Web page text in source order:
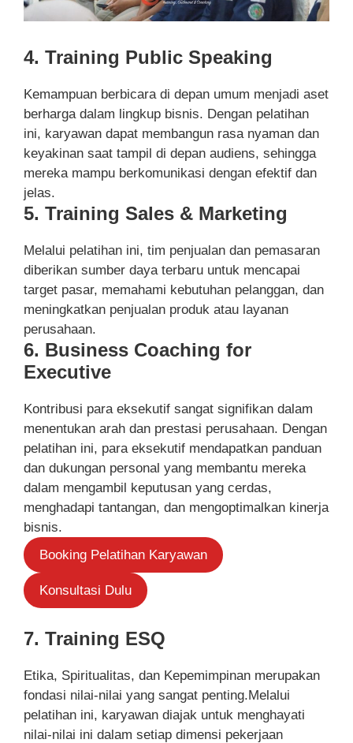
4. Training Public Speaking
Kemampuan berbicara di depan umum menjadi aset
berharga dalam lingkup bisnis. Dengan pelatihan
ini, karyawan dapat membangun rasa nyaman dan
keyakinan saat tampil di depan audiens, sehingga
mereka mampu berkomunikasi dengan efektif dan
jelas.
5. Training Sales & Marketing
Melalui pelatihan ini, tim penjualan dan pemasaran
diberikan sumber daya terbaru untuk mencapai
target pasar, memahami kebutuhan pelanggan, dan
meningkatkan penjualan produk atau layanan
perusahaan.
6. Business Coaching for
Executive
Kontribusi para eksekutif sangat signifikan dalam
menentukan arah dan prestasi perusahaan. Dengan
pelatihan ini, para eksekutif mendapatkan panduan
dan dukungan personal yang membantu mereka
dalam mengambil keputusan yang cerdas,
menghadapi tantangan, dan mengoptimalkan kinerja
bisnis.
Booking Pelatihan Karyawan
Konsultasi Dulu
7. Training ESQ
Etika, Spiritualitas, dan Kepemimpinan merupakan
fondasi nilai-nilai yang sangat penting.Melalui
pelatihan ini, karyawan diajak untuk menghayati
nilai-nilai ini dalam setiap dimensi pekerjaan